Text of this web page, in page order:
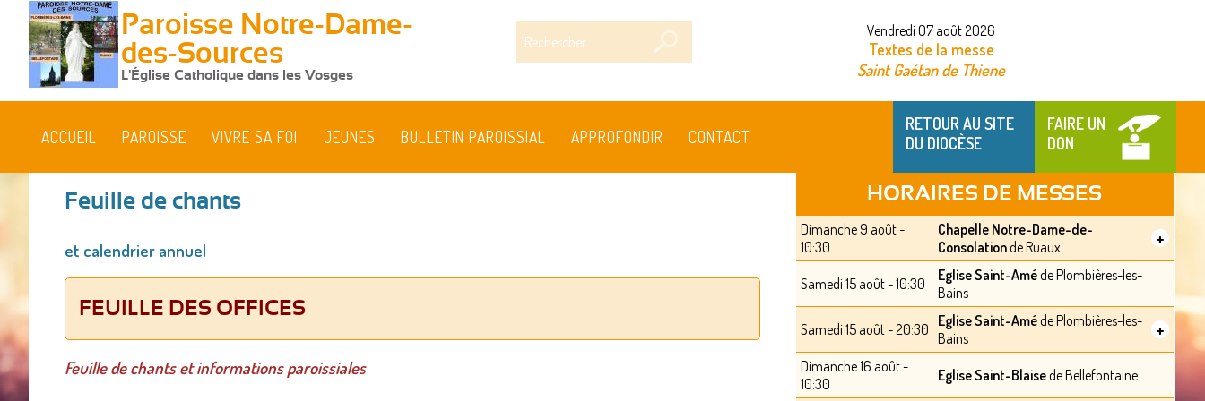
Paroisse Notre-Dame-
des-Sources
L'Église Catholique dans les Vosges
Vendredi 07 août 2026
Textes de la messe
Saint Gaétan de Thiene
RETOUR AU SITE
DU DIOCÈSE
FAIRE UN
DON
ACCUEIL PAROISSE VIVRE SA FOI JEUNES BULLETIN PAROISSIAL APPROFONDIR CONTACT
êtes
ici
Feuille de chants
et calendrier annuel
FEUILLE DES OFFICES
Feuille de chants et informations paroissiales
HORAIRES DE MESSES
Dimanche 9 août -
10:30
Chapelle Notre-Dame-de-
Consolationde Ruaux +
Samedi 15 août - 10:30 Eglise Saint-Améde Plombières-les-
Bains
Samedi 15 août - 20:30 Eglise Saint-Améde Plombières-les-
Bains
+
Dimanche 16 août -
10:30
Eglise Saint-Blaisede Bellefontaine